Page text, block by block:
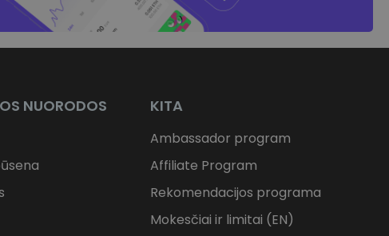
NUORODOS KITA
Ambassador program
Affiliate Program
Rekomendacijos programa
Mokesčiai ir limitai (EN)